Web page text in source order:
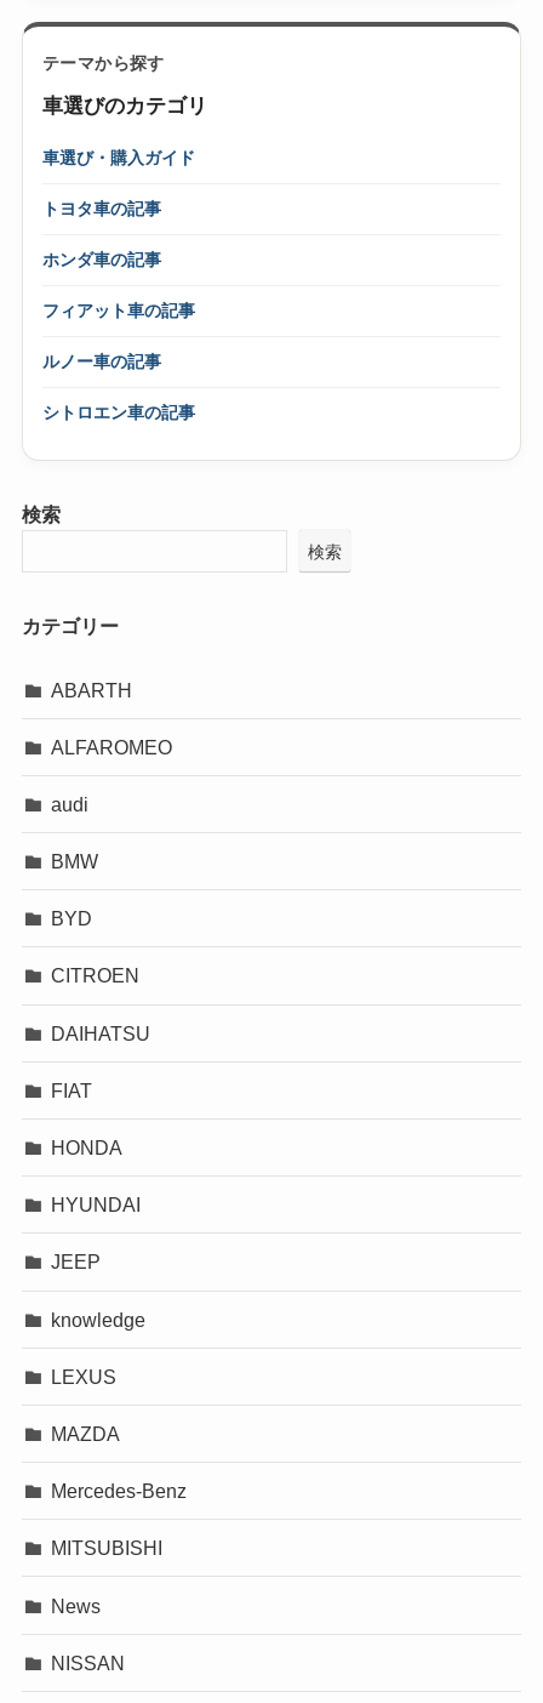
テーマから探す
車選びのカテゴリ
車選び・購入ガイド
トヨタ車の記事
ホンダ車の記事
フィアット車の記事
ルノー車の記事
シトロエン車の記事
検索
検索
カテゴリー
ABARTH
ALFAROMEO
audi
BMW
BYD
CITROEN
DAIHATSU
FIAT
HONDA
HYUNDAI
JEEP
knowledge
LEXUS
MAZDA
Mercedes-Benz
MITSUBISHI
News
NISSAN